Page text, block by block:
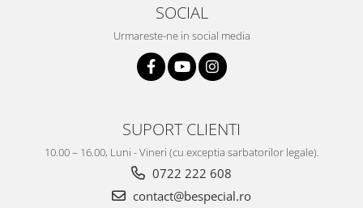
SOCIAL
Urmareste-ne in social media
SUPORT CLIENTI
10.00 – 16.00, Luni - Vineri (cu exceptia sarbatorilor legale).
0722 222 608
contact@bespecial.ro